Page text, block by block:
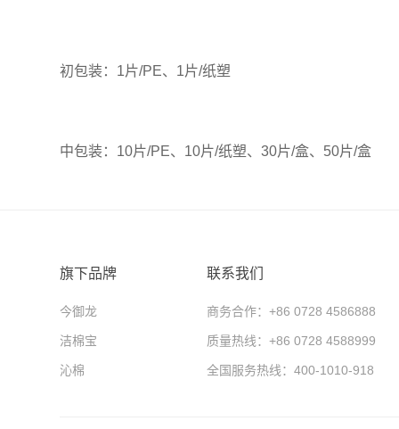
初包装：1片/PE、1片/纸塑
中包装：10片/PE、10片/纸塑、30片/盒、50片/盒
旗下品牌
今御龙
洁棉宝
沁棉
联系我们
商务合作：+86 0728 4586888
质量热线：+86 0728 4588999
全国服务热线：400-1010-918